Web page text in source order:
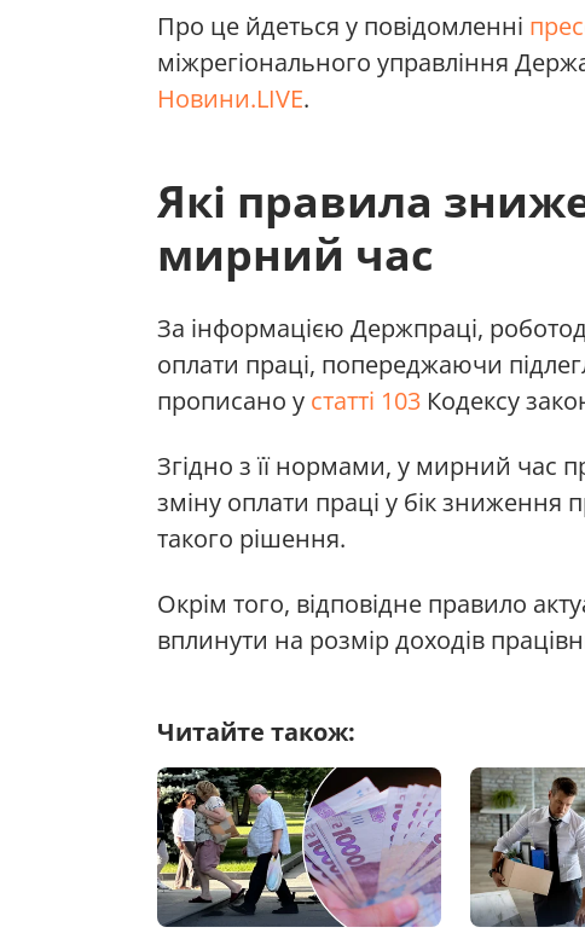
Про це йдеться у повідомленні
міжрегіонального управління
Новини.LIVE.
Які правила
мирний час
За інформацією Держпраці,
оплати праці, попереджаючи
прописано у статті 103 Кодексу
Згідно з її нормами, у мирний час
зміну оплати праці у бік зниження
такого рішення.
Окрім того, відповідне правило
вплинути на розмір доходів
Читайте також: